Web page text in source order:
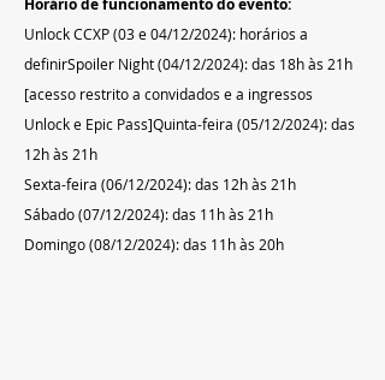
Unlock CCXP (03 e 04/12/2024): horários a
definirSpoiler Night (04/12/2024): das 18h às 21h
[acesso restrito a convidados e a ingressos
Unlock e Epic Pass]Quinta-feira (05/12/2024): das
12h às 21h
Sexta-feira (06/12/2024): das 12h às 21h
Sábado (07/12/2024): das 11h às 21h
Domingo (08/12/2024): das 11h às 20h